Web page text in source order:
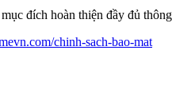
đích hoàn thiện đầy đủ
chinh-sach-bao-mat